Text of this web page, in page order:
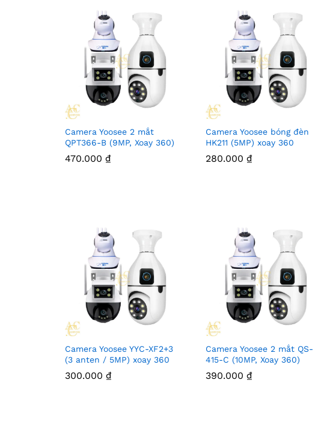
Camera Yoosee 2 mắt
QPT366-B (9MP, Xoay 360)
470.000 ₫
Camera Yoosee bóng đèn
HK211 (5MP) xoay 360
280.000 ₫
Camera Yoosee YYC-XF2+3
(3 anten / 5MP) xoay 360
300.000 ₫
Camera Yoosee 2 mắt QS-
415-C (10MP, Xoay 360)
390.000 ₫